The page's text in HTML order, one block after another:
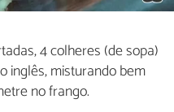
4 colheres (de sopa)
inglês, misturando bem
no frango.